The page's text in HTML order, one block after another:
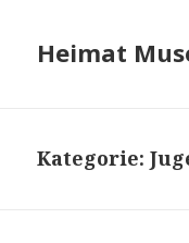
Heimat
Kategorie: